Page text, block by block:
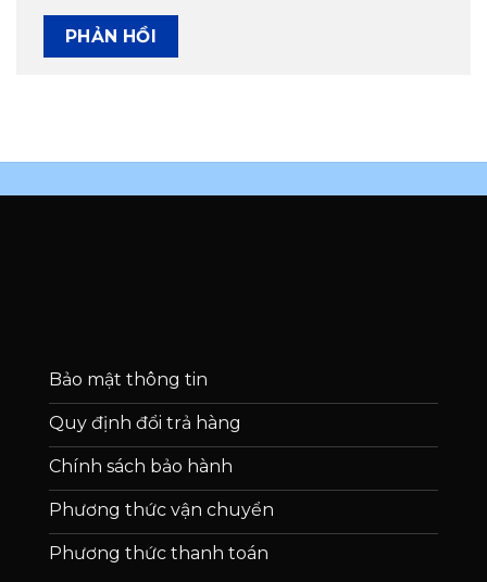
Bảo mật thông tin
Quy định đổi trả hàng
Chính sách bảo hành
Phương thức vận chuyển
Phương thức thanh toán